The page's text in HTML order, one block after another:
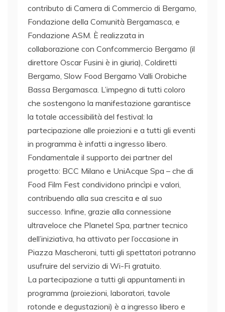
contributo di Camera di Commercio di Bergamo,
Fondazione della Comunità Bergamasca, e
Fondazione ASM. È realizzata in
collaborazione con Confcommercio Bergamo (il
direttore Oscar Fusini è in giuria), Coldiretti
Bergamo, Slow Food Bergamo Valli Orobiche
Bassa Bergamasca. L’impegno di tutti coloro
che sostengono la manifestazione garantisce
la totale accessibilità del festival: la
partecipazione alle proiezioni e a tutti gli eventi
in programma è infatti a ingresso libero.
Fondamentale il supporto dei partner del
progetto: BCC Milano e UniAcque Spa – che di
Food Film Fest condividono princìpi e valori,
contribuendo alla sua crescita e al suo
successo. Infine, grazie alla connessione
ultraveloce che Planetel Spa, partner tecnico
dell’iniziativa, ha attivato per l’occasione in
Piazza Mascheroni, tutti gli spettatori potranno
usufruire del servizio di Wi-Fi gratuito.
La partecipazione a tutti gli appuntamenti in
programma (proiezioni, laboratori, tavole
rotonde e degustazioni) è a ingresso libero e